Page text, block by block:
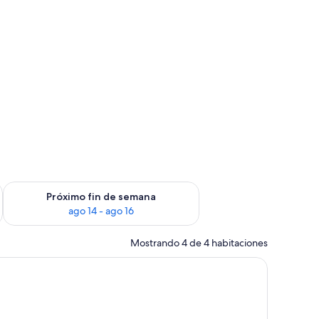
semana ago 7 - ago 9
Próximo fin de semana
ago 14 - ago 16
Consulta la disponibilidad para el próximo fin de semana ago
Mostrando 4 de 4 habitaciones
una cama, almohadas, una mesita de noche y vistas al comedor.